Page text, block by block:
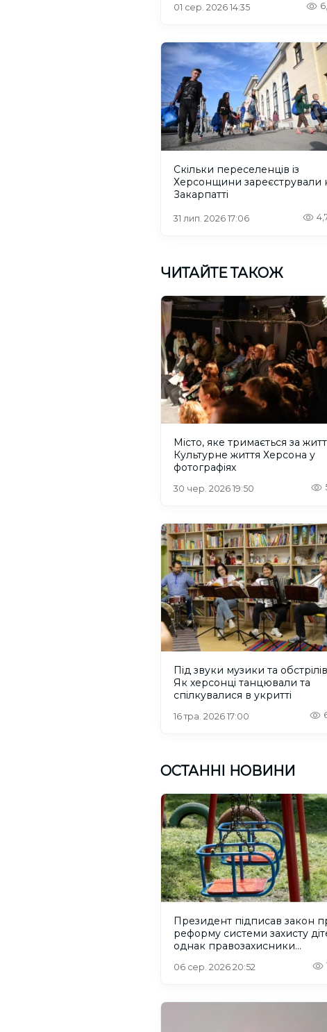
01 сер. 2026 14:35
Скільки переселенців із
Херсонщини зареєстрували
Закарпатті
31 лип. 2026 17:06
ЧИТАЙТЕ ТАКОЖ
Місто, яке тримається за
Культурне життя Херсона у
фотографіях
30 чер. 2026 19:50
Під звуки музики та
Як херсонці танцювали та
спілкувалися в укритті
16 тра. 2026 17:00
ОСТАННІ НОВИНИ
Президент підписав закон
реформу системи захисту
однак правозахисники
06 сер. 2026 20:52